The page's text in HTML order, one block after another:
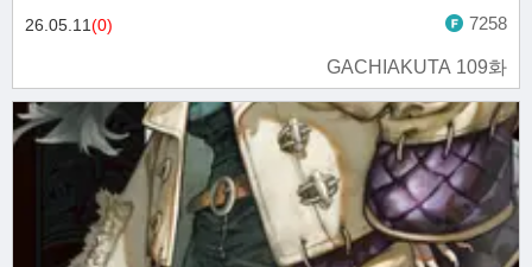
GACHIAKUTA 109화
26.05.11(0) 7258